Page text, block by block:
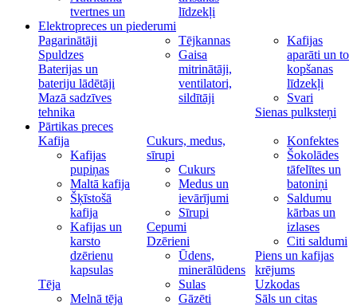
tvertnes un
līdzekļi
Elektropreces un piederumi
Pagarinātāji
Spuldzes
Baterijas un
bateriju lādētāji
Mazā sadzīves
tehnika
Tējkannas
Gaisa
mitrinātāji,
ventilatori,
sildītāji
Kafijas
aparāti un to
kopšanas
līdzekļi
Svari
Sienas pulksteņi
Pārtikas preces
Kafija
Kafijas
pupiņas
Maltā kafija
Šķīstošā
kafija
Kafijas un
karsto
dzērienu
kapsulas
Tēja
Melnā tēja
Cukurs, medus,
sīrupi
Cukurs
Medus un
ievārījumi
Sīrupi
Cepumi
Dzērieni
Ūdens,
minerālūdens
Sulas
Gāzēti
Konfektes
Šokolādes
tāfelītes un
batoniņi
Saldumu
kārbas un
izlases
Citi saldumi
Piens un kafijas
krējums
Uzkodas
Sāls un citas